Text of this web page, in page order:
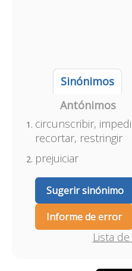
Sinónimos
Antónimos
circunscribir,
recortar, restringir
prejuiciar
Sugerir sinónimo
Informe de error
Lista